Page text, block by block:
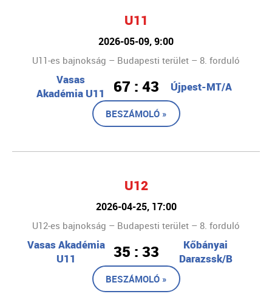
U11
2026-05-09, 9:00
U11-es bajnokság – Budapesti terület – 8. forduló
Vasas
Akadémia U11
67 : 43 Újpest-MT/A
BESZÁMOLÓ »
U12
2026-04-25, 17:00
U12-es bajnokság – Budapesti terület – 8. forduló
Vasas Akadémia
U11
35 : 33
Kőbányai
Darazssk/B
BESZÁMOLÓ »